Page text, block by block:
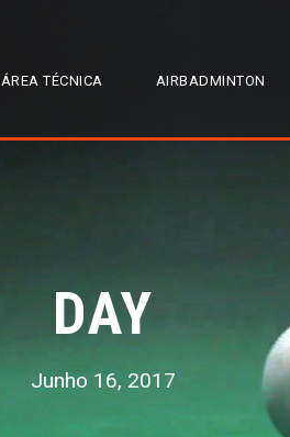
ÁREA TÉCNICA AIRBADMINTON
DAY
Junho 16, 2017